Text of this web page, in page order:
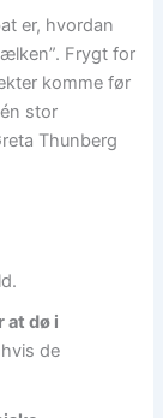
er, hvordan
Frygt for
komme før
stor
Thunberg
at dø i
de